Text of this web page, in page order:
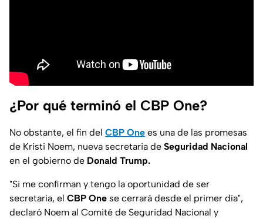
¿Por qué terminó el CBP One?
No obstante, el fin del CBP One es una de las promesas
de Kristi Noem, nueva secretaria de Seguridad Nacional
en el gobierno de Donald Trump.
"Si me confirman y tengo la oportunidad de ser
secretaria, el CBP One se cerrará desde el primer día",
declaró Noem al Comité de Seguridad Nacional y